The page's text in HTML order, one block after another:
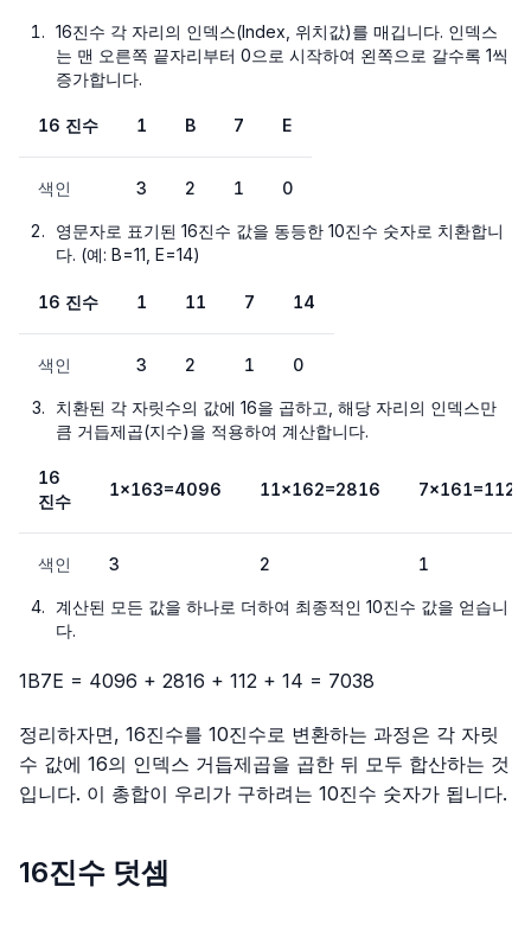
16진수 각 자리의 인덱스(Index, 위치값)를 매깁니다. 인덱스
는 맨 오른쪽 끝자리부터 0으로 시작하여 왼쪽으로 갈수록 1씩
증가합니다.
16 진수 1 B 7 E
색인 3 2 1 0
영문자로 표기된 16진수 값을 동등한 10진수 숫자로 치환합니
다. (예: B=11, E=14)
16 진수 1 11 7 14
색인 3 2 1 0
치환된 각 자릿수의 값에 16을 곱하고, 해당 자리의 인덱스만
큼 거듭제곱(지수)을 적용하여 계산합니다.
16
진수
1×163=4096 11×162=2816 7×161=112
색인 3 2 1
계산된 모든 값을 하나로 더하여 최종적인 10진수 값을 얻습니
다.
1B7E = 4096 + 2816 + 112 + 14 = 7038
정리하자면, 16진수를 10진수로 변환하는 과정은 각 자릿
수 값에 16의 인덱스 거듭제곱을 곱한 뒤 모두 합산하는 것
입니다. 이 총합이 우리가 구하려는 10진수 숫자가 됩니다.
16진수 덧셈